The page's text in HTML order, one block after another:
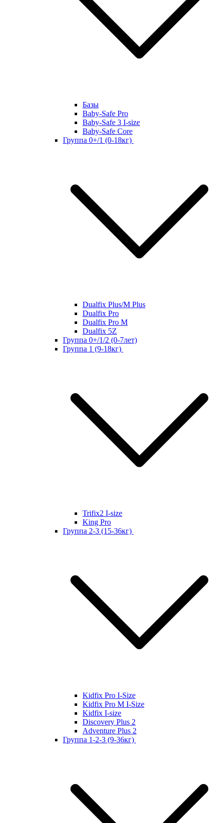
Базы
Baby-Safe Pro
Baby-Safe 3 I-size
Baby-Safe Core
Группа 0+/1 (0-18кг)
Dualfix Plus/M Plus
Dualfix Pro
Dualfix Pro M
Dualfix 5Z
Группа 0+/1/2 (0-7лет)
Группа 1 (9-18кг)
Trifix2 I-size
King Pro
Группа 2-3 (15-36кг)
Kidfix Pro I-Size
Kidfix Pro M I-Size
Kidfix I-size
Discovery Plus 2
Adventure Plus 2
Группа 1-2-3 (9-36кг)